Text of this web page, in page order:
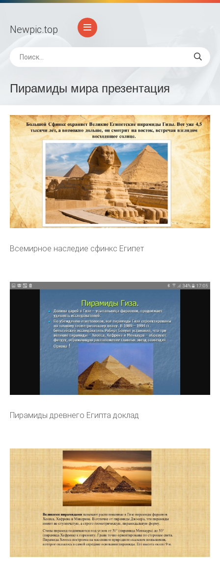
Newpic.top
Пирамиды мира презентация
Всемирное наследие сфинкс Египет
Пирамиды древнего Египта доклад